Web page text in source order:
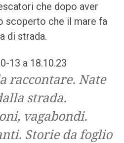
che dopo aver
scoperto che il mare fa
di strada.
raccontare. Nate
strada.
vagabondi.
Storie da foglio